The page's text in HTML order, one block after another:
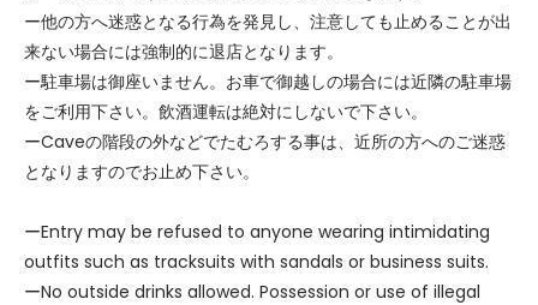
ー他の方へ迷惑となる行為を発見し、注意しても止めることが出
来ない場合には強制的に退店となります。
ー駐車場は御座いません。お車で御越しの場合には近隣の駐車場
をご利用下さい。飲酒運転は絶対にしないで下さい。
ーCaveの階段の外などでたむろする事は、近所の方へのご迷惑
となりますのでお止め下さい。
ーEntry may be refused to anyone wearing intimidating
outfits such as tracksuits with sandals or business suits.
ーNo outside drinks allowed. Possession or use of illegal